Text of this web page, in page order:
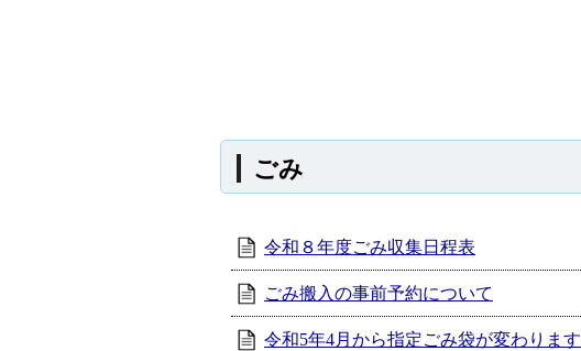
ごみ
令和８年度ごみ収集日程表
ごみ搬入の事前予約について
令和5年4月から指定ごみ袋が変わります